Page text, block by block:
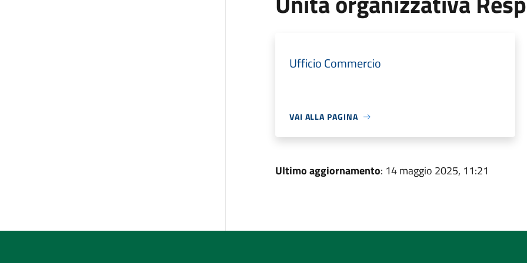
Ufficio Commercio
VAI ALLA PAGINA
Ultimo aggiornamento: 14 maggio 2025, 11:21